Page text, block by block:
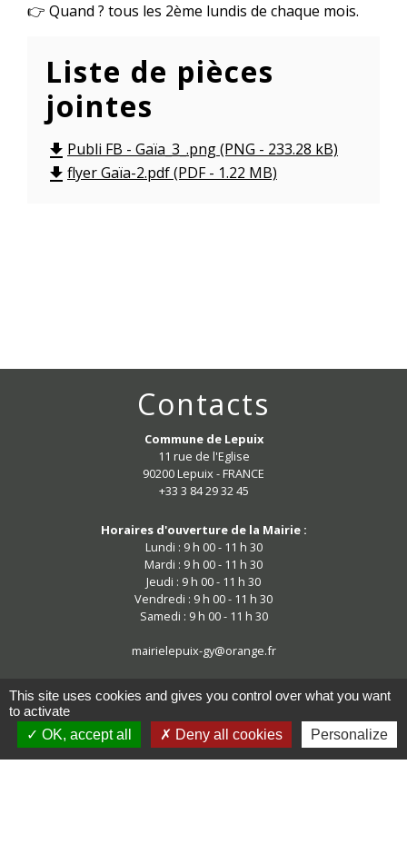
👉 Quand ? tous les 2ème lundis de chaque mois.
Liste de pièces
jointes
file_download Publi FB - Gaïa_3_.png (PNG - 233.28 kB)
file_download flyer Gaïa-2.pdf (PDF - 1.22 MB)
Contacts
Commune de Lepuix
11 rue de l'Eglise
90200 Lepuix - FRANCE
+33 3 84 29 32 45
Horaires d'ouverture de la Mairie :
Lundi : 9 h 00 - 11 h 30
Mardi : 9 h 00 - 11 h 30
Jeudi : 9 h 00 - 11 h 30
Vendredi : 9 h 00 - 11 h 30
Samedi : 9 h 00 - 11 h 30
mairielepuix-gy@orange.fr
Mentions légales - Politique de confidentialité -
This site uses cookies and gives you control over what you want
to activate
OK, accept all
Deny all cookies Personalize